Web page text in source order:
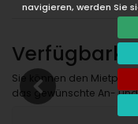
navigieren, werden Sie
Sie können den
das gewünschte An-